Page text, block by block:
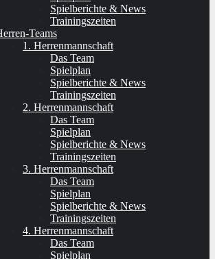
Spielberichte & News
Trainingszeiten
Teams
1. Herrenmannschaft
Das Team
Spielplan
Spielberichte & News
Trainingszeiten
2. Herrenmannschaft
Das Team
Spielplan
Spielberichte & News
Trainingszeiten
3. Herrenmannschaft
Das Team
Spielplan
Spielberichte & News
Trainingszeiten
4. Herrenmannschaft
Das Team
Spielplan